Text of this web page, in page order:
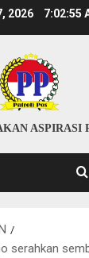
2026 7:02:56
ASPIRASI
serahkan